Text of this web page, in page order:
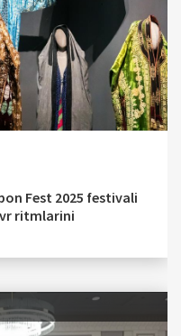
Fest 2025 festivali
ritmlarini